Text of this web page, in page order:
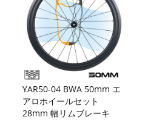
YAR50-04 BWA 50mm エ
アロホイールセット
28mm 幅リムブレーキ